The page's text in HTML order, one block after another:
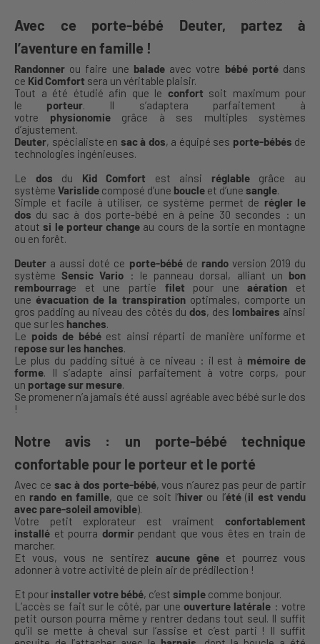
Avec ce porte-bébé Deuter, partez à
l’aventure en famille !
Randonner ou faire une baladeavec votre bébé portédans
ce Kid Comfort sera un véritable plaisir.
Tout a été étudié afin que le confort soit maximum pour
le porteur. Il s’adaptera parfaitement à
votre physionomiegrâce à ses multiples systèmes
d’ajustement.
Deuter, spécialiste en sac à dos, a équipé ses porte-bébés de
technologies ingénieuses.
Le dos du Kid Comfort est ainsi réglablegrâce au
système Varislide composé d’une boucle et d’une sangle.
Simple et facile à utiliser, ce système permet de régler le
dos du sac à dos porte-bébé en à peine 30 secondes : un
atoutsi le porteur change au cours de la sortie en montagne
ou en forêt.
Deuter a aussi doté ce porte-bébéde randoversion 2019 du
systèmeSensic Vario : le panneau dorsal, alliant un bon
rembourrage et une partie filet pour uneaération et
uneévacuation de la transpirationoptimales, comporte un
gros padding au niveau des côtés dudos, des lombaires ainsi
que sur les hanches.
Le poids de bébéest ainsi réparti de manière uniforme et
repose sur les hanches.
Le plus du padding situé à ce niveau : il est à mémoire de
forme. Il s’adapte ainsi parfaitement à votre corps, pour
un portage sur mesure.
Se promener n’a jamais été aussi agréable avec bébé sur le dos
!
Notre avis : un porte-bébé technique
confortable pour le porteur et le porté
Avec ce sac à dos porte-bébé, vous n’aurez pas peur de partir
en rando en famille, que ce soit l’hiverou l’été(il est vendu
avec pare-soleil amovible).
Votre petit explorateur est vraiment confortablement
installé et pourra dormirpendant que vous êtes en train de
marcher.
Et vous, vous ne sentirez aucune gêneet pourrez vous
adonner à votre activité de plein air de prédilection !
Et pour installer votre bébé, c’est simple comme bonjour.
L’accès se fait sur le côté, par une ouverture latérale : votre
petit ourson pourra même y rentrer dedans tout seul. Il suffit
qu’il se mette à cheval sur l’assise et c’est parti ! Il suffit